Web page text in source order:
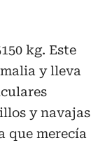
kg. Este
y lleva
y navajas
que merecía